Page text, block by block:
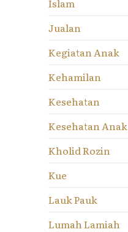
Islam
Jualan
Kegiatan Anak
Kehamilan
Kesehatan
Kesehatan Anak
Kholid Rozin
Kue
Lauk Pauk
Lumah Lamiah